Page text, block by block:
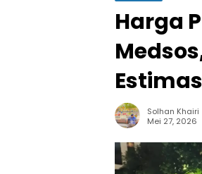
Harga
Solhan Khairi
Mei 27, 2026